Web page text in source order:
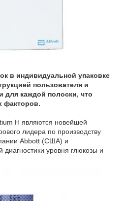
в индивидуальной упаковке
пользователя и
для каждой полоски, что
факторов.
H являются новейшей
лидера по производству
Abbott (США) и
уровня глюкозы и